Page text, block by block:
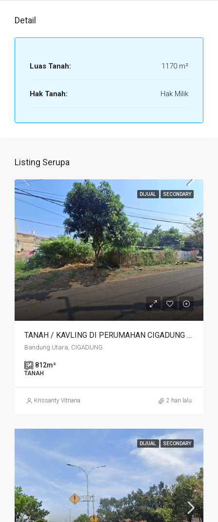
Detail
Luas Tanah: 1170 m²
Hak Tanah: Hak Milik
Listing Serupa
DIJUAL SECONDARY
TANAH / KAVLING DI PERUMAHAN CIGADUNG SELATAN SAYAP DAGO, BANDUNG
Bandung Utara, CIGADUNG
812m²
TANAH
Krissanty Vitriana 2 hari lalu
DIJUAL SECONDARY